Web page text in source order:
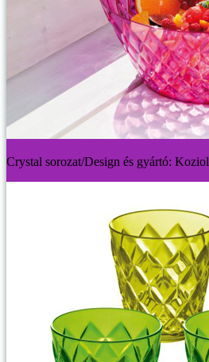
Crystal sorozat/Design és gyártó: Koziol